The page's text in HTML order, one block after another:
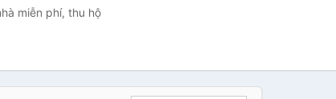
miễn phí, thu hộ